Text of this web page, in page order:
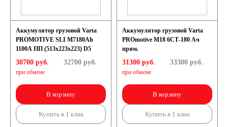
Аккумулятор грузовой Varta
PROMOTIVE SLI M7180Ah
1100A ПП (513х223х223) D5
30700 руб.
при обмене
32700руб.
В корзину
Купить в 1 клик
Аккумулятор грузовой Varta
PROmotive M18 6СТ-180 Ач
прям.
31300 руб.
при обмене
33300руб.
В корзину
Купить в 1 клик